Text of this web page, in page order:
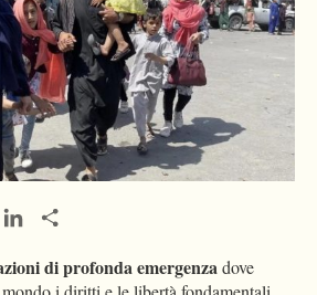
ThreadsLinkedIn
di profonda emergenzadove